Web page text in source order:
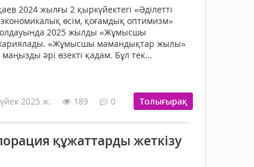
2024 жылғы 2 қыркүйектегі «Әділетті
өсім, қоғамдық оптимизм»
2025 жылды «Жұмысшы
«Жұмысшы мамандықтар жылы»
әрі өзекті қадам. Бұл тек...
2025 ж. 189 0 Толығырақ
құжаттарды жеткізу